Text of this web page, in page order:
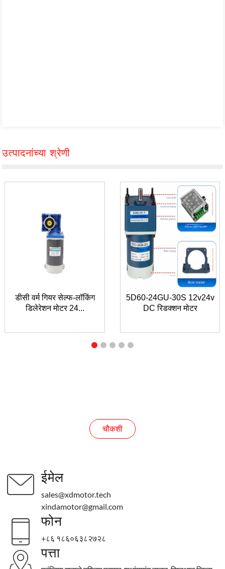
उत्पादनांच्या श्रेणी
डीसी वर्म गियर सेल्फ-लॉकिंग
डिलेरेशन मोटर 24...
5D60-24GU-30S 12v24v
DC रिडक्शन मोटर
चौकशी
ईमेल
sales@xdmotor.tech
xindamotor@gmail.com
फोन
+८६ १८६०६३८२७२८
पत्ता